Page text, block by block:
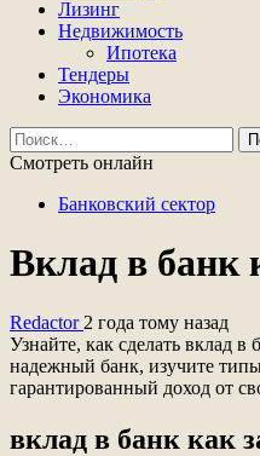
Лизинг
Недвижимость
Ипотека
Тендеры
Экономика
Найти:
Смотреть онлайн
Банковский сектор
Вклад в банк
Redactor 2 года тому назад
Узнайте, как сделать вклад
надежный банк, изучите
гарантированный доход от
вклад в банк как